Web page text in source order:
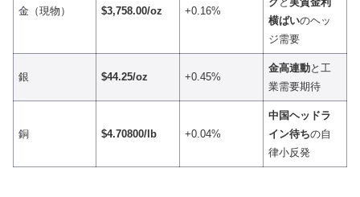
金（現物） $3,758.00/oz +0.16%
横ばいのヘッ
ジ需要
銀 $44.25/oz +0.45%
金高連動と工
業需要期待
銅 $4.70800/lb +0.04%
中国ヘッドラ
イン待ちの自
律小反発